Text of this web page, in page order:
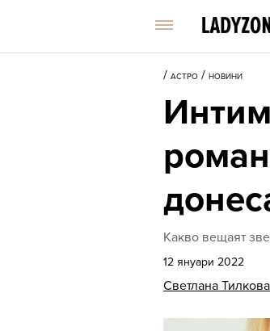
/ АСТРО / НОВИНИ
Какво вещаят
12 януари 2022
Светлана